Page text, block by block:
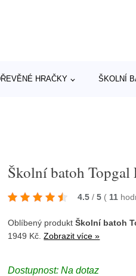
HRAČKY ŠKOLNÍ
Školní batoh
4.5 / 5 ( 11
Oblíbený produktŠkolní batoh
1949 Kč.Zobrazit více »
Dostupnost: Na dotaz